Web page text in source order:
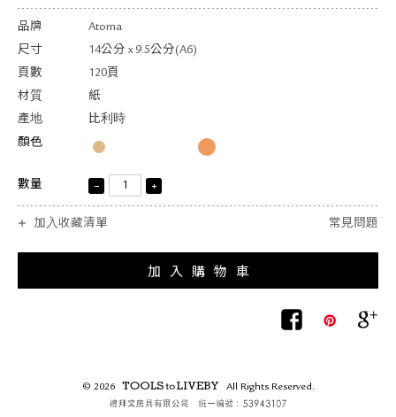
品牌
Atoma
尺寸
14公分 x 9.5公分(A6)
頁數
120頁
材質
紙
產地
比利時
顏色
數量
加入收藏清單 常見問題
© 2026
TOOLS to LIVEBY /
All Rights Reserved.